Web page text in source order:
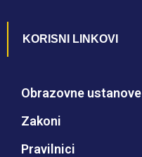
KORISNI LINKOVI
Obrazovne ustanove
Zakoni
Pravilnici